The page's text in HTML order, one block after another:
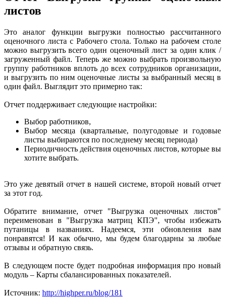
листов
Это аналог функции выгрузки полностью рассчитанного
оценочного листа с Рабочего стола. Только на рабочем столе
можно выгрузить всего один оценочный лист за один клик /
загруженный файл. Теперь же можно выбрать произвольную
группу работников вплоть до всех сотрудников организации,
и выгрузить по ним оценочные листы за выбранный месяц в
один файл. Выглядит это примерно так:
Отчет поддерживает следующие настройки:
Выбор работников,
Выбор месяца (квартальные, полугодовые и годовые
листы выбираются по последнему месяц периода)
Периодичность действия оценочных листов, которые вы
хотите выбрать.
Это уже девятый отчет в нашей системе, второй новый отчет
за этот год.
Обратите внимание, отчет "Выгрузка оценочных листов"
переименован в "Выгрузка матриц КПЭ", чтобы избежать
путаницы в названиях. Надеемся, эти обновления вам
понравятся! И как обычно, мы будем благодарны за любые
отзывы и обратную связь.
В следующем посте будет подробная информация про новый
модуль – Карты сбалансированных показателей.
Источник: http://highper.ru/blog/181